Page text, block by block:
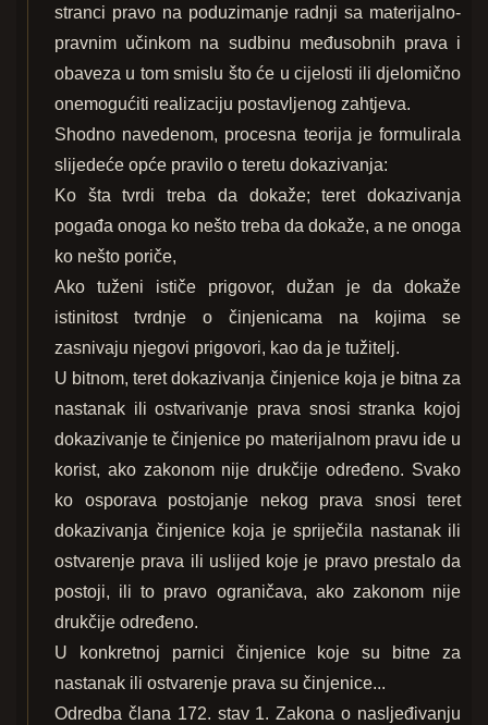
stranci pravo na poduzimanje radnji sa materijalno-
pravnim učinkom na sudbinu međusobnih prava i
obaveza u tom smislu što će u cijelosti ili djelomično
onemogućiti realizaciju postavljenog zahtjeva.
Shodno navedenom, procesna teorija je formulirala
slijedeće opće pravilo o teretu dokazivanja:
Ko šta tvrdi treba da dokaže; teret dokazivanja
pogađa onoga ko nešto treba da dokaže, a ne onoga
ko nešto poriče,
Ako tuženi ističe prigovor, dužan je da dokaže
istinitost tvrdnje o činjenicama na kojima se
zasnivaju njegovi prigovori, kao da je tužitelj.
U bitnom, teret dokazivanja činjenice koja je bitna za
nastanak ili ostvarivanje prava snosi stranka kojoj
dokazivanje te činjenice po materijalnom pravu ide u
korist, ako zakonom nije drukčije određeno. Svako
ko osporava postojanje nekog prava snosi teret
dokazivanja činjenice koja je spriječila nastanak ili
ostvarenje prava ili uslijed koje je pravo prestalo da
postoji, ili to pravo ograničava, ako zakonom nije
drukčije određeno.
U konkretnoj parnici činjenice koje su bitne za
nastanak ili ostvarenje prava su činjenice...
Odredba člana 172. stav 1. Zakona o nasljeđivanju